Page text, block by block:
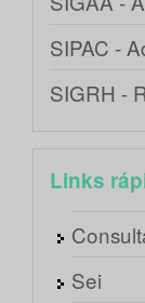
SIPAC -
SIGRH -
Links
Sei